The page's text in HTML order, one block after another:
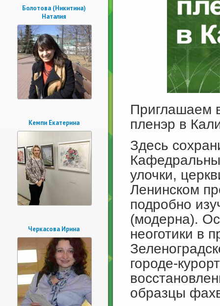
Болотова (Никитина)
Наталия
Кемпи Екатерина
Черкасова Ирина
Приглашаем
пленэр в
Здесь
улочки,
Ленинском
подробно
(модерна).
неоготики в
городе-
образцы